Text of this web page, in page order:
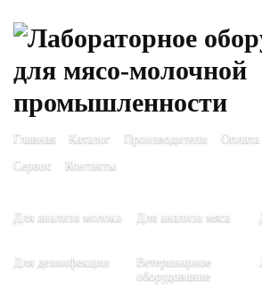
Главная Каталог Производители Оплата
Сервис
Контакты
Для анализа молока Для анализа мяса
Для дезинфекции
Ветеринарное
оборудование